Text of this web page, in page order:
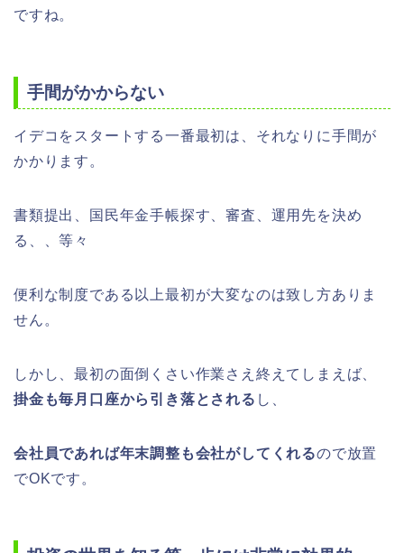
ですね。
手間がかからない
イデコをスタートする一番最初は、それなりに手間が
かかります。
書類提出、国民年金手帳探す、審査、運用先を決め
る、、等々
便利な制度である以上最初が大変なのは致し方ありま
せん。
しかし、最初の面倒くさい作業さえ終えてしまえば、
掛金も毎月口座から引き落とされる し、
会社員であれば年末調整も会社がしてくれるので放置
でOKです。